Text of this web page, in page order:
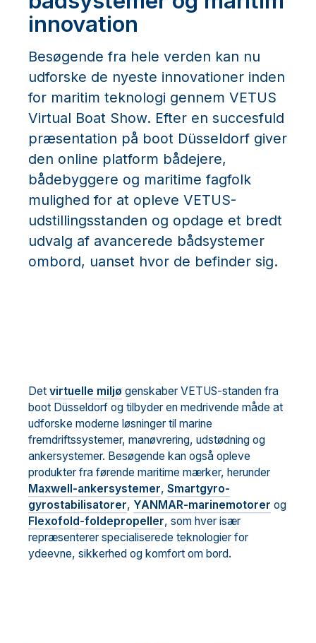
innovation
Besøgende fra hele verden kan nu
udforske de nyeste innovationer inden
for maritim teknologi gennem VETUS
Virtual Boat Show. Efter en succesfuld
præsentation på boot Düsseldorf giver
den online platform bådejere,
bådebyggere og maritime fagfolk
mulighed for at opleve VETUS-
udstillingsstanden og opdage et bredt
udvalg af avancerede bådsystemer
ombord, uanset hvor de befinder sig.
Det virtuelle miljø genskaber VETUS-standen fra
boot Düsseldorf og tilbyder en medrivende måde at
udforske moderne løsninger til marine
fremdriftssystemer, manøvrering, udstødning og
ankersystemer. Besøgende kan også opleve
produkter fra førende maritime mærker, herunder
Maxwell-ankersystemer, Smartgyro-
gyrostabilisatorer, YANMAR-marinemotorer og
Flexofold-foldepropeller, som hver især
repræsenterer specialiserede teknologier for
ydeevne, sikkerhed og komfort om bord.